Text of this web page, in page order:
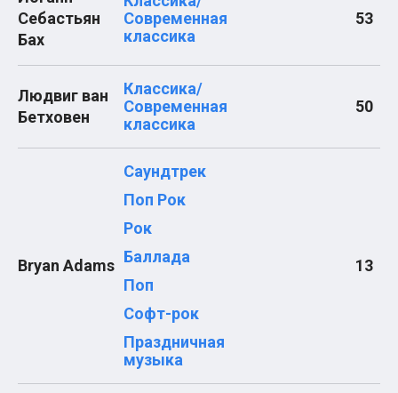
Леонид Агутин
МакSим
Клава Кока
Владимир Пресняков
Лариса Долина
Саундтреки
Аккорды для начинающих
Земфира
Владимир Высоцкий
Гражданская оборона
KSB
Себастьян
Бах
Современная
классика
53
Людвиг ван
Бетховен
Классика/
Современная
классика
50
Bryan Adams
Саундтрек
Поп Рок
Рок
Баллада
Поп
Софт-рок
Праздничная
музыка
13